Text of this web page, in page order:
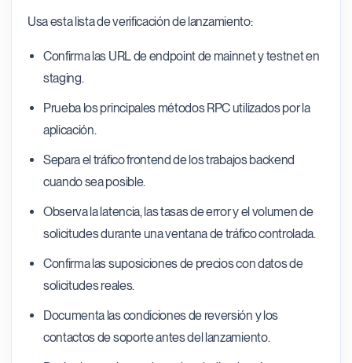
Usa esta lista de verificación de lanzamiento:
Confirma las URL de endpoint de mainnet y testnet en
staging.
Prueba los principales métodos RPC utilizados por la
aplicación.
Separa el tráfico frontend de los trabajos backend
cuando sea posible.
Observa la latencia, las tasas de error y el volumen de
solicitudes durante una ventana de tráfico controlada.
Confirma las suposiciones de precios con datos de
solicitudes reales.
Documenta las condiciones de reversión y los
contactos de soporte antes del lanzamiento.